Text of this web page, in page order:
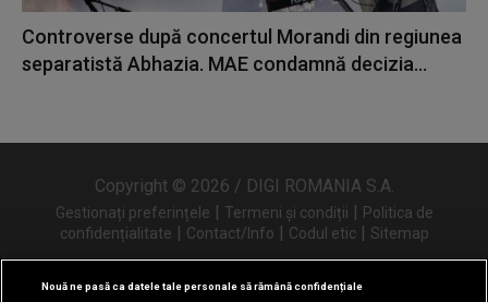
Controverse după concertul Morandi din regiunea
separatistă Abhazia. MAE condamnă decizia...
Copyright © 2026 / DIGI ROMANIA S.A.
Gestionați preferințele Termeni și condiții
Politica de
confidențialitate
Contact/Info Codul etic Sitemap
Nouă ne pasă ca datele tale personale să rămână confidențiale